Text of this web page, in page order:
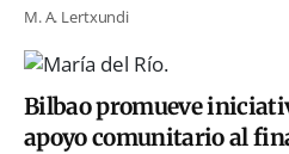
M. A. Lertxundi
Bilbao promueve
apoyo comunitario al